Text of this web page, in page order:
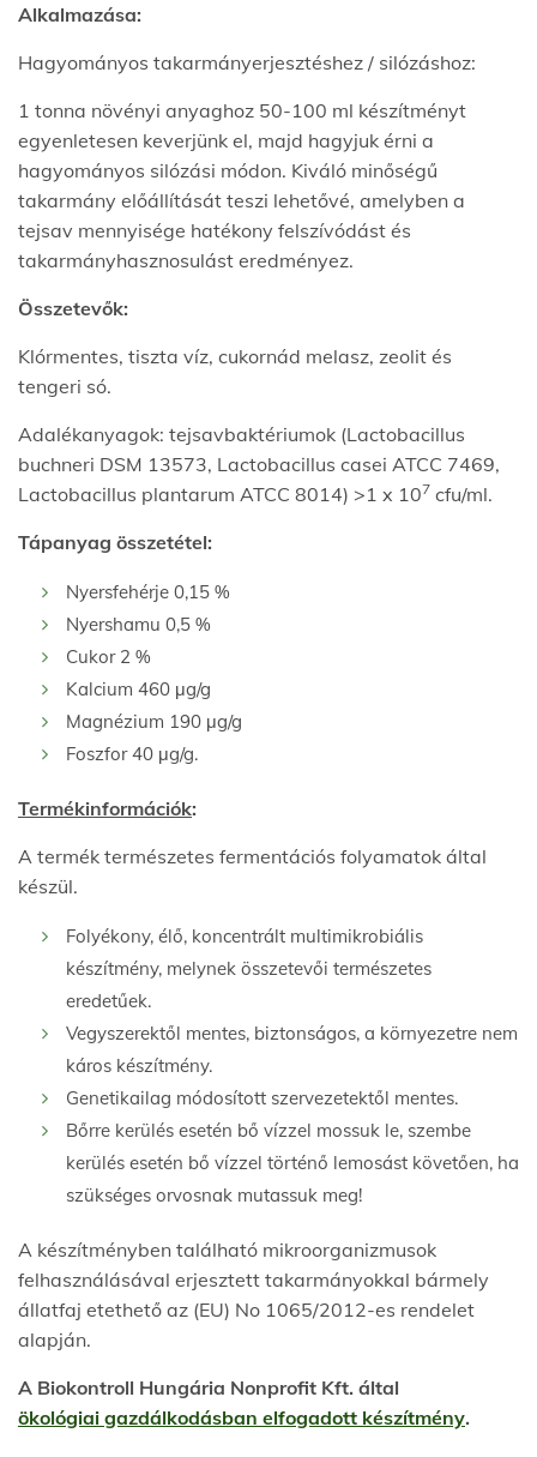
Alkalmazása:
Hagyományos takarmányerjesztéshez / silózáshoz:
1 tonna növényi anyaghoz 50-100 ml készítményt
egyenletesen keverjünk el, majd hagyjuk érni a
hagyományos silózási módon. Kiváló minőségű
takarmány előállítását teszi lehetővé, amelyben a
tejsav mennyisége hatékony felszívódást és
takarmányhasznosulást eredményez.
Összetevők:
Klórmentes, tiszta víz, cukornád melasz, zeolit és
tengeri só.
Adalékanyagok: tejsavbaktériumok (Lactobacillus
buchneri DSM 13573, Lactobacillus casei ATCC 7469,
Lactobacillus plantarum ATCC 8014) >1 x 107 cfu/ml.
Tápanyag összetétel:
Nyersfehérje 0,15 %
Nyershamu 0,5 %
Cukor 2 %
Kalcium 460 μg/g
Magnézium 190 μg/g
Foszfor 40 μg/g.
Termékinformációk:
A termék természetes fermentációs folyamatok által
készül.
Folyékony, élő, koncentrált multimikrobiális
készítmény, melynek összetevői természetes
eredetűek.
Vegyszerektől mentes, biztonságos, a környezetre nem
káros készítmény.
Genetikailag módosított szervezetektől mentes.
Bőrre kerülés esetén bő vízzel mossuk le, szembe
kerülés esetén bő vízzel történő lemosást követően, ha
szükséges orvosnak mutassuk meg!
A készítményben található mikroorganizmusok
felhasználásával erjesztett takarmányokkal bármely
állatfaj etethető az (EU) No 1065/2012-es rendelet
alapján.
A Biokontroll Hungária Nonprofit Kft. által
ökológiai gazdálkodásban elfogadott készítmény.